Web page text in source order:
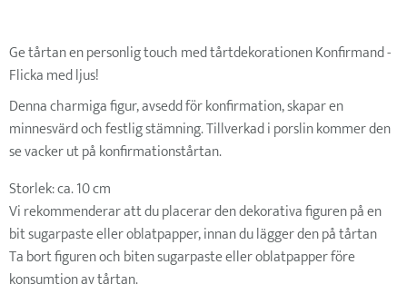
Ge tårtan en personlig touch med tårtdekorationen Konfirmand -
Flicka med ljus!
Denna charmiga figur, avsedd för konfirmation, skapar en
minnesvärd och festlig stämning. Tillverkad i porslin kommer den
se vacker ut på konfirmationstårtan.
Storlek: ca. 10 cm
Vi rekommenderar att du placerar den dekorativa figuren på en
bit sugarpaste eller oblatpapper, innan du lägger den på tårtan
Ta bort figuren och biten sugarpaste eller oblatpapper före
konsumtion av tårtan.